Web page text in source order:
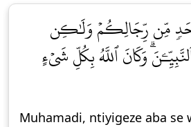
أَحَدٖ مِّن رِّجَالِكُمۡ وَلَٰكِن
وَكَانَ ٱللَّهُ بِكُلِّ شَيۡءٍ
Muhamadi, ntiyigeze aba se